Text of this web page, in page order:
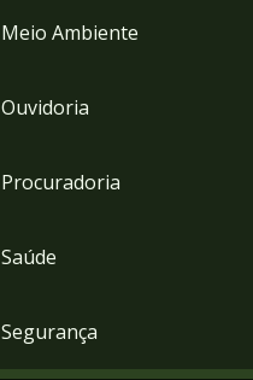
Meio Ambiente
Ouvidoria
Procuradoria
Saúde
Segurança